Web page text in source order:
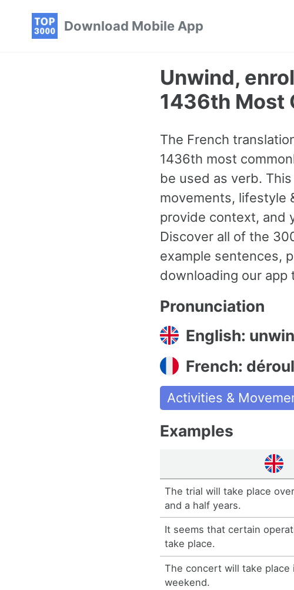
Download Mobile App
Unwind,
1436th Most
The French
1436th most
be used as verb.
movements, lifestyle
provide context, and
Discover all of the
example sentences,
downloading our app
Pronunciation
English:
French:
Activities &
Examples
The trial will take place
and a half years.
It seems that certain
take place.
The concert will take place
weekend.